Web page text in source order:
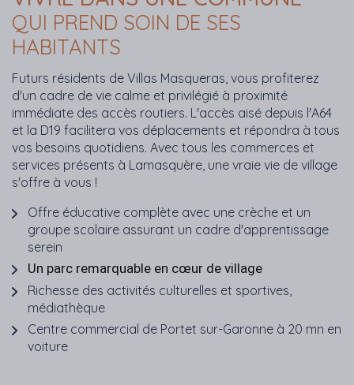
QUI PREND SOIN DE SES
HABITANTS
Futurs résidents de Villas Masqueras, vous profiterez
d'un cadre de vie calme et privilégié à proximité
immédiate des accès routiers. L'accès aisé depuis l'A64
et la D19 facilitera vos déplacements et répondra à tous
vos besoins quotidiens. Avec tous les commerces et
services présents à Lamasquère, une vraie vie de village
s'offre à vous !
Offre éducative complète avec une crèche et un
groupe scolaire assurant un cadre d'apprentissage
serein
Un parc remarquable en cœur de village
Richesse des activités culturelles et sportives,
médiathèque
Centre commercial de Portet sur-Garonne à 20 mn en
voiture